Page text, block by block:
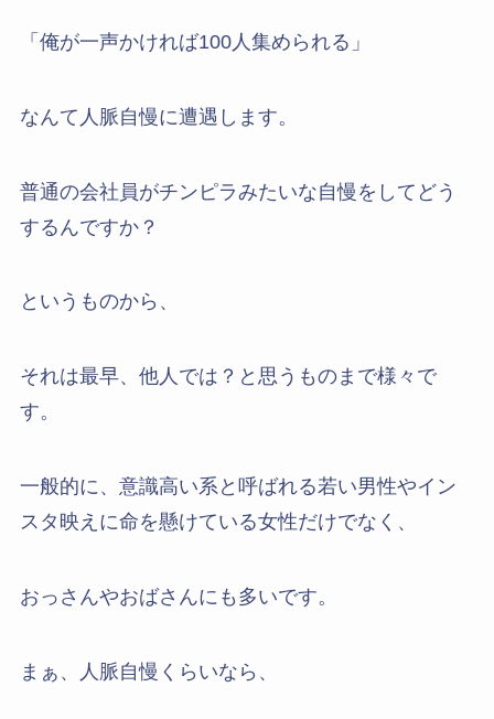
「俺が一声かければ100人集められる」
なんて人脈自慢に遭遇します。
普通の会社員がチンピラみたいな自慢をしてどう
するんですか？
というものから、
それは最早、他人では？と思うものまで様々で
す。
一般的に、意識高い系と呼ばれる若い男性やイン
スタ映えに命を懸けている女性だけでなく、
おっさんやおばさんにも多いです。
まぁ、人脈自慢くらいなら、